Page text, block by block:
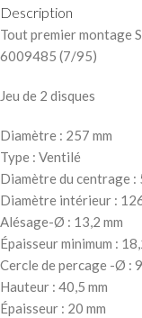
Description
Tout premier montage
6009485 (7/95)
Jeu de 2 disques
Diamètre : 257 mm
Type : Ventilé
Diamètre du centrage :
Diamètre intérieur :
Alésage-Ø : 13,2 mm
Épaisseur minimum :
Cercle de percage -Ø :
Hauteur : 40,5 mm
Épaisseur : 20 mm